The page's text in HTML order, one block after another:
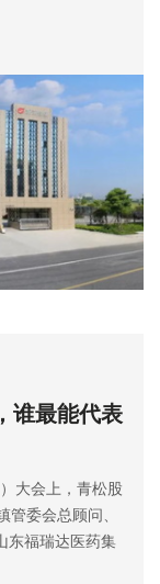
谁最能代表
大会上，青松股
委会总顾问、
东福瑞达医药集